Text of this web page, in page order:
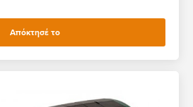
Απόκτησέ το